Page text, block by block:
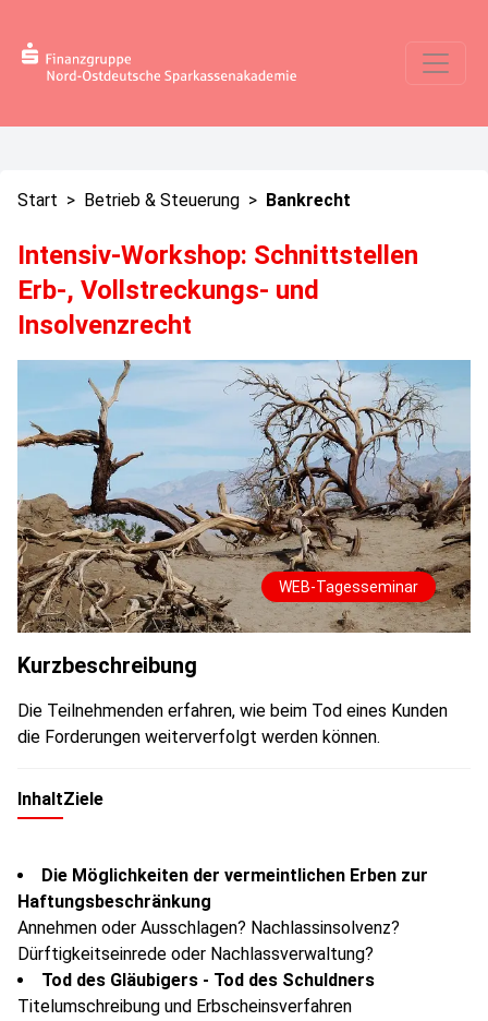
Start > Betrieb & Steuerung > Bankrecht
Intensiv-Workshop: Schnittstellen
Erb-, Vollstreckungs- und
Insolvenzrecht
WEB-Tagesseminar
Kurzbeschreibung
Die Teilnehmenden erfahren, wie beim Tod eines Kunden
die Forderungen weiterverfolgt werden können.
InhaltZiele
Die Möglichkeiten der vermeintlichen Erben zur
Haftungsbeschränkung
Annehmen oder Ausschlagen? Nachlassinsolvenz?
Dürftigkeitseinrede oder Nachlassverwaltung?
Tod des Gläubigers - Tod des Schuldners
Titelumschreibung und Erbscheinsverfahren